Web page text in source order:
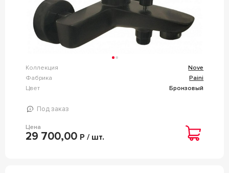
Коллекция
Nove
Фабрика
Paini
Цвет
Бронзовый
Под заказ
Цена
29 700,00 Р / шт.